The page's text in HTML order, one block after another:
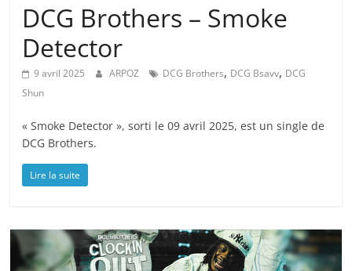
DCG Brothers – Smoke
Detector
9 avril 2025 ARPOZ DCG Brothers, DCG Bsavv, DCG
Shun
« Smoke Detector », sorti le 09 avril 2025, est un single de
DCG Brothers.
Lire la suite